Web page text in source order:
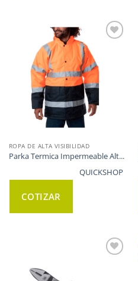
WISHLIST
ROPA DE ALTA VISIBILIDAD
Parka Termica Impermeable Alt...
COTIZAR
QUICKSHOP